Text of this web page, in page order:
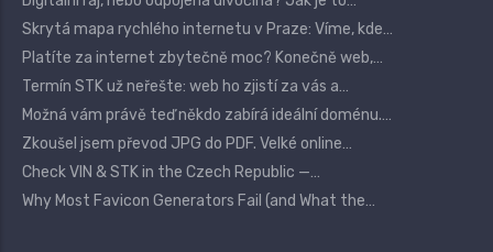
Skrytá mapa rychlého internetu v Praze: Víme, kde…
Platíte za internet zbytečně moc? Konečně web,…
Termín STK už neřešte: web ho zjistí za vás a…
Možná vám právě teď někdo zabírá ideální doménu.…
Zkoušel jsem převod JPG do PDF. Velké online…
Check VIN & STK in the Czech Republic —…
Why Most Favicon Generators Fail (and What the…